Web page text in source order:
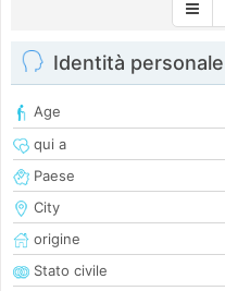
Identità personale
Age
qui a
Paese
City
origine
Stato civile